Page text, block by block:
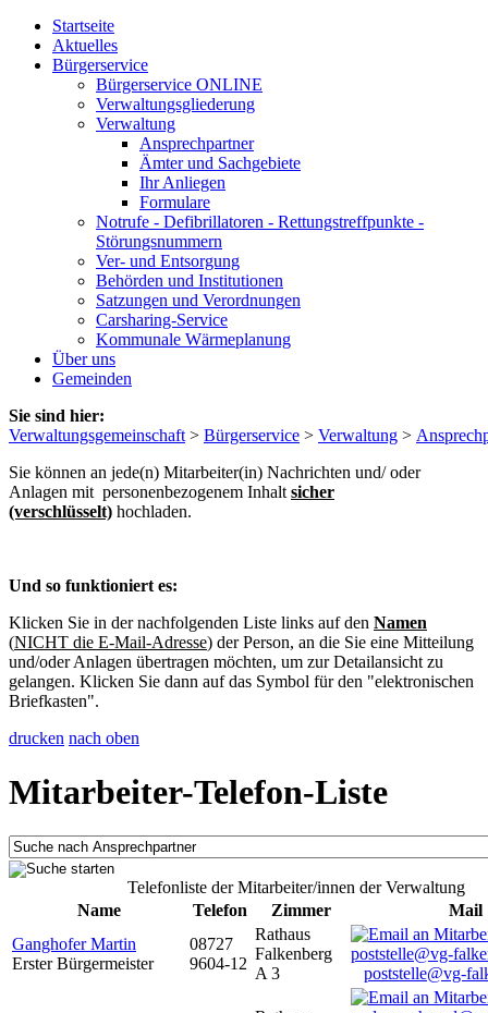
Startseite
Aktuelles
Bürgerservice
Bürgerservice ONLINE
Verwaltungsgliederung
Verwaltung
Ansprechpartner
Ämter und Sachgebiete
Ihr Anliegen
Formulare
Notrufe - Defibrillatoren - Rettungstreffpunkte -
Störungsnummern
Ver- und Entsorgung
Behörden und Institutionen
Satzungen und Verordnungen
Carsharing-Service
Kommunale Wärmeplanung
Über uns
Gemeinden
Sie sind hier:
Verwaltungsgemeinschaft > Bürgerservice > Verwaltung >
Sie können an jede(n) Mitarbeiter(in) Nachrichten und/ oder
Anlagen mit personenbezogenem Inhalt sicher
(verschlüsselt) hochladen.
Und so funktioniert es:
Klicken Sie in der nachfolgenden Liste links auf den Namen
(NICHT die E-Mail-Adresse) der Person, an die Sie eine Mitteilung
und/oder Anlagen übertragen möchten, um zur Detailansicht zu
gelangen. Klicken Sie dann auf das Symbol für den "elektronischen
Briefkasten".
drucken nach oben
Mitarbeiter-Telefon-Liste
Telefonliste der Mitarbeiter/innen der Verwaltung
Name
Telefon Zimmer
Mail
Ganghofer Martin
Erster Bürgermeister
08727
9604-12
Rathaus
Falkenberg
A 3
poststelle@vg-